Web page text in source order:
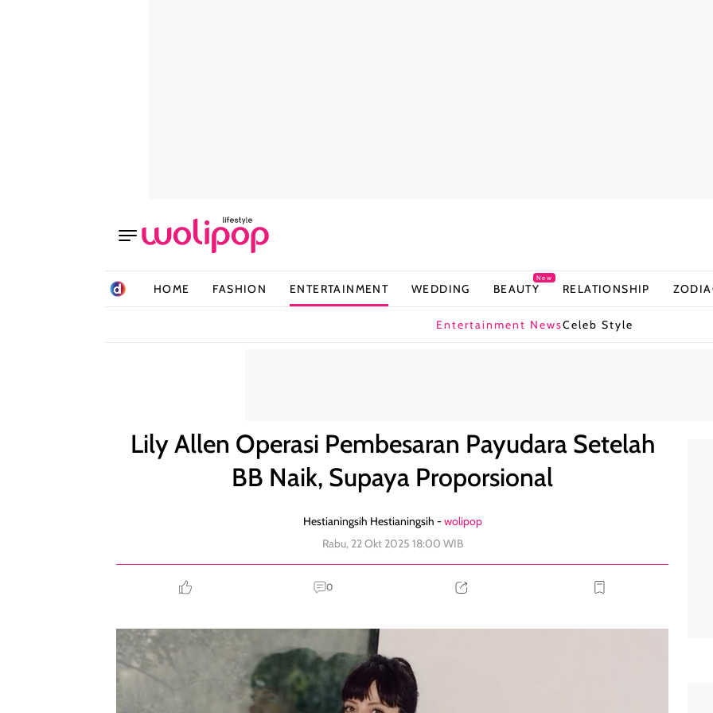
HOME FASHION ENTERTAINMENT WEDDING BEAUTY
New
RELATIONSHIP
Entertainment NewsCeleb Style
Lily Allen Operasi Pembesaran Payudara Setelah
BB Naik, Supaya Proporsional
Hestianingsih Hestianingsih -wolipop
Rabu, 22 Okt 2025 18:00 WIB
0